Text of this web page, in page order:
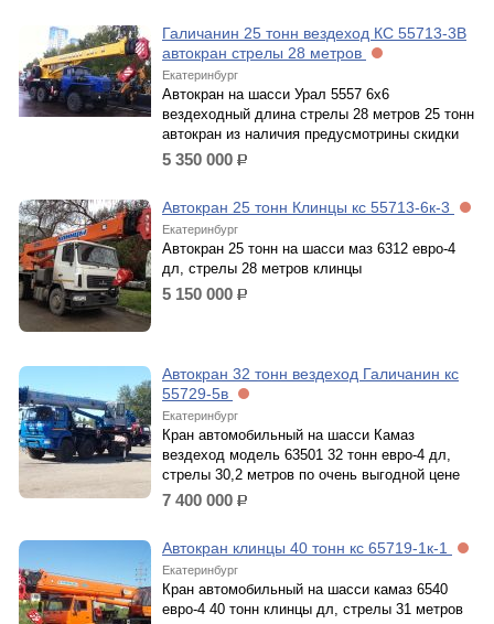
Галичанин 25 тонн вездеход КС 55713-3В
автокран стрелы 28 метров
Екатеринбург
Автокран на шасси Урал 5557 6х6
вездеходный длина стрелы 28 метров 25 тонн
автокран из наличия предусмотрины скидки
5 350 000 р.
Автокран 25 тонн Клинцы кс 55713-6к-3
Екатеринбург
Автокран 25 тонн на шасси маз 6312 евро-4
дл, стрелы 28 метров клинцы
5 150 000 р.
Автокран 32 тонн вездеход Галичанин кс
55729-5в
Екатеринбург
Кран автомобильный на шасси Камаз
вездеход модель 63501 32 тонн евро-4 дл,
стрелы 30,2 метров по очень выгодной цене
7 400 000 р.
Автокран клинцы 40 тонн кс 65719-1к-1
Екатеринбург
Кран автомобильный на шасси камаз 6540
евро-4 40 тонн клинцы дл, стрелы 31 метров